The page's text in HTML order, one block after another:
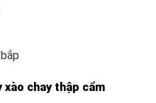
xào chay thập cẩm